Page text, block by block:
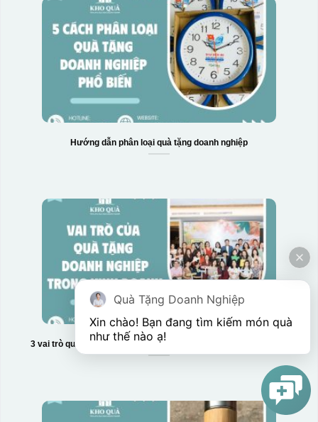
Hướng dẫn phân loại quà tặng doanh nghiệp
3 vai trò quan trọng của quà tặng doanh nghiệp trong kinh doanh
Quà Tặng Doanh Nghiệp
Xin chào! Bạn đang tìm kiếm món quà
như thế nào ạ!